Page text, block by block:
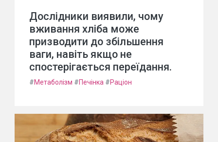
Дослідники виявили, чому
вживання хліба може
призводити до збільшення
ваги, навіть якщо не
спостерігається переїдання.
#Метаболізм #Печінка #Раціон